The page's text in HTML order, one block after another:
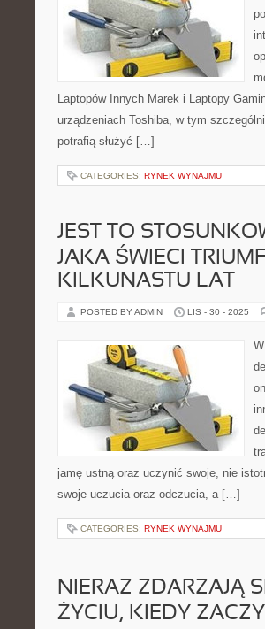
Laptopów Innych Marek i Laptopy
urządzeniach Toshiba, w tym
potrafią służyć […]
CATEGORIES: RYNEK WYNAJMU
JEST TO
JAKA ŚWIECI
KILKUNASTU LAT
POSTED BY ADMIN LIS - 30 - 2025
jamę ustną oraz uczynić swoje, nie
swoje uczucia oraz odczucia, a […]
CATEGORIES: RYNEK WYNAJMU
NIERAZ ZDARZAJĄ
ŻYCIU, KIEDY